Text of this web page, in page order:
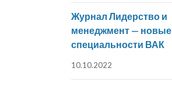
Журнал Лидерство и
менеджмент — новые
специальности ВАК
10.10.2022